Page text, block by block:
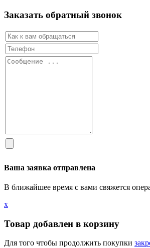
Заказать обратный звонок
Ваша заявка отправлена
В ближайшее время с вами свяжется
х
Товар добавлен в корзину
Для того чтобы продолжить покупки